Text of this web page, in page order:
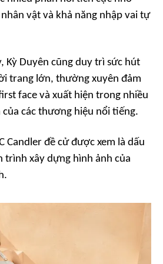
vật và khả năng nhập vai tự
Kỳ Duyên cũng duy trì sức hút
trang lớn, thường xuyên đảm
face và xuất hiện trong nhiều
của các thương hiệu nổi tiếng.
Candler đề cử được xem là dấu
trình xây dựng hình ảnh của